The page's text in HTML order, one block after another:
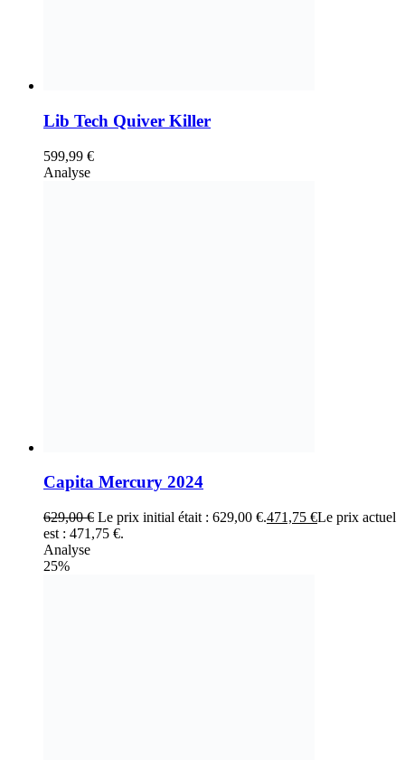
Lib Tech Quiver Killer
599,99 €
Analyse
Capita Mercury 2024
629,00€ Le prix initial était : 629,00 €.471,75 €Le prix actuel
est : 471,75 €.
Analyse
25%